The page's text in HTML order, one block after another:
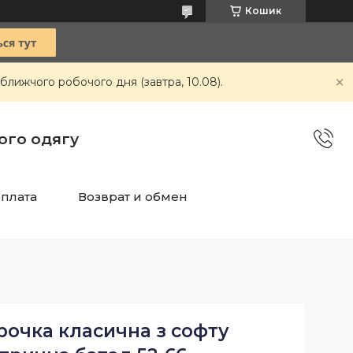
Кошик
робочого дня (завтра, 10.08).
одягу
Возврат и обмен
класична з софту